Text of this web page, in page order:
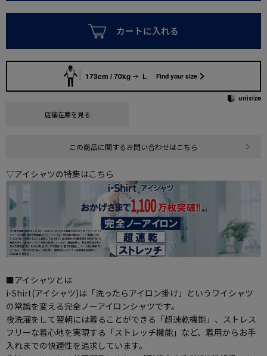
カートに入れる
173cm / 70kg L Find your size
店舗在庫を見る
この商品に関するお問い合わせはこちら
▽アイシャツの特集はこちら
■アイシャツとは
i-Shirt(アイシャツ)は「洗ったらアイロン掛け」というワイシャツ
の常識を変える完全ノーアイロンシャツです。
夜洗濯をして翌朝には着ることができる「超速乾機能」、ストレス
フリーな着心地を実現する「ストレッチ機能」など、着用からお手
入れまでの快適性を追求しています。